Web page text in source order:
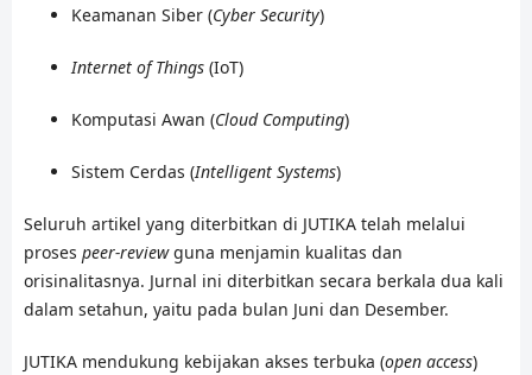
Keamanan Siber (Cyber Security)
Internet of Things(IoT)
Komputasi Awan (Cloud Computing)
Sistem Cerdas (Intelligent Systems)
Seluruh artikel yang diterbitkan di JUTIKA telah melalui
proses peer-reviewguna menjamin kualitas dan
orisinalitasnya. Jurnal ini diterbitkan secara berkala dua kali
dalam setahun, yaitu pada bulan Juni dan Desember.
JUTIKA mendukung kebijakan akses terbuka (open access)